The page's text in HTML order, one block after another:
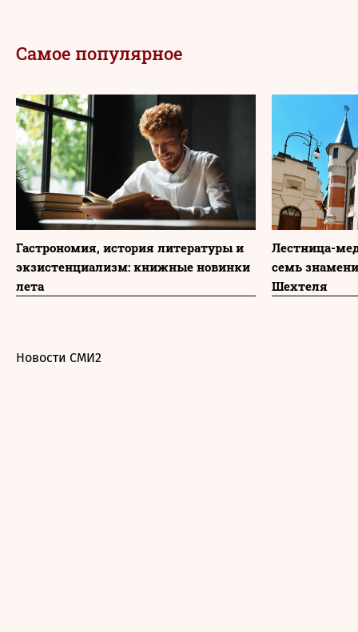
Самое популярное
Гастрономия, история литературы и
экзистенциализм: книжные новинки
лета
Лестница-
семь
Шехтеля
Новости СМИ2